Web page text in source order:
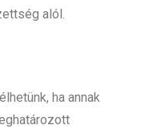
alól.
ha annak